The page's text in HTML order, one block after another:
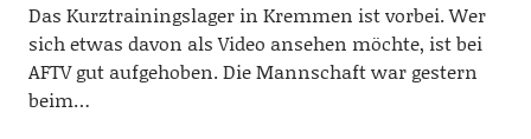
Das Kurztrainingslager in Kremmen ist vorbei. Wer
sich etwas davon als Video ansehen möchte, ist bei
AFTV gut aufgehoben. Die Mannschaft war gestern
beim…